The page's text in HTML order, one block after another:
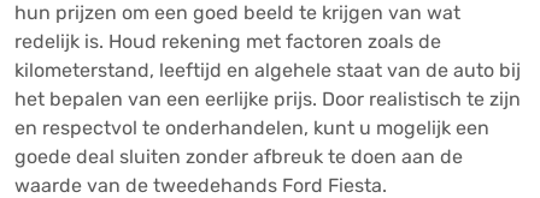
hun prijzen om een goed beeld te krijgen van wat
redelijk is. Houd rekening met factoren zoals de
kilometerstand, leeftijd en algehele staat van de auto bij
het bepalen van een eerlijke prijs. Door realistisch te zijn
en respectvol te onderhandelen, kunt u mogelijk een
goede deal sluiten zonder afbreuk te doen aan de
waarde van de tweedehands Ford Fiesta.